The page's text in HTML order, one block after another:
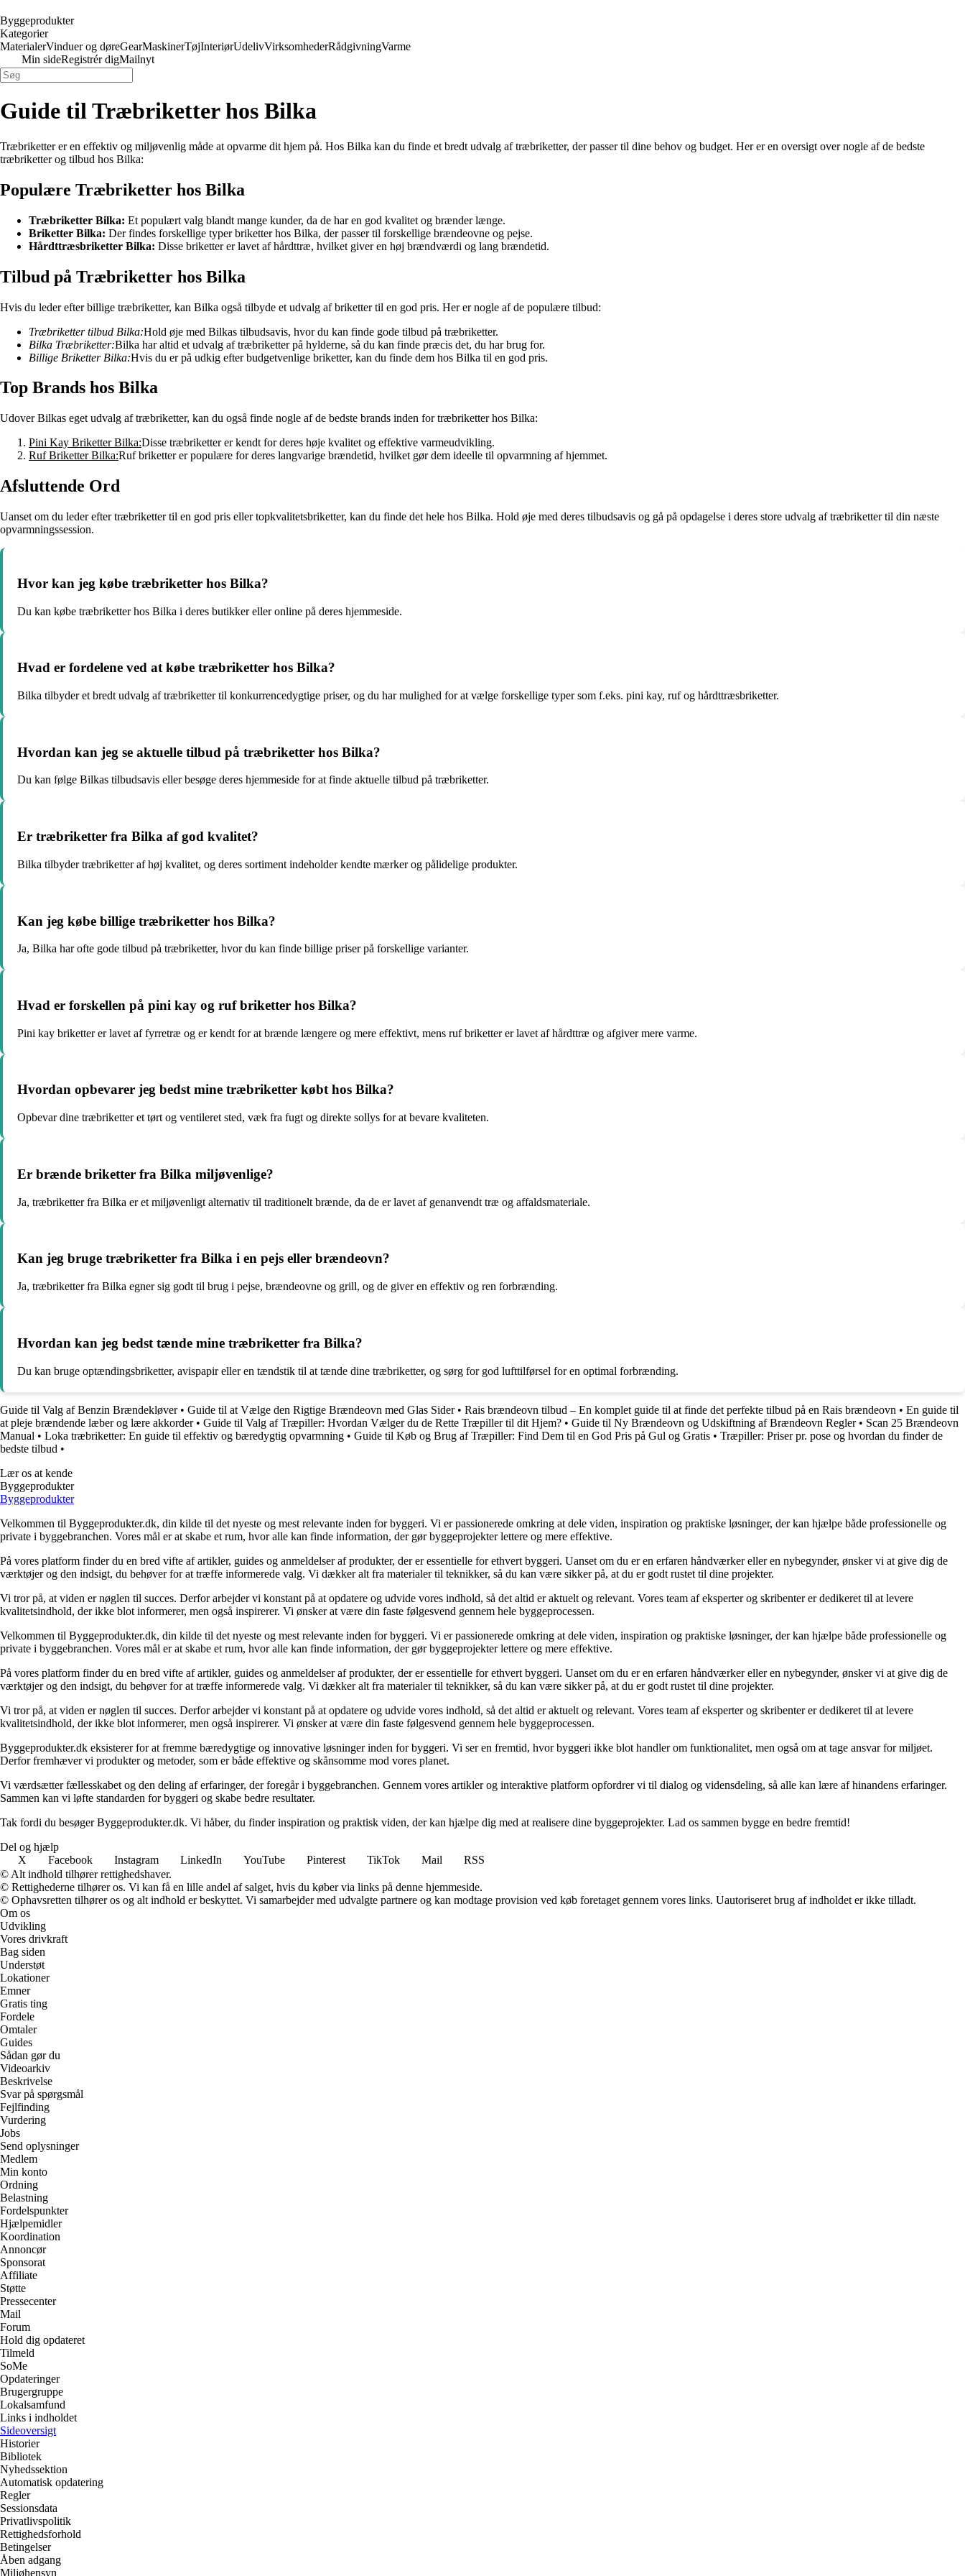
Byggeprodukter
Kategorier
MaterialerVinduer og døreGearMaskinerTøjInteriørUdelivVirksomhederRådgivningVarme
Min sideRegistrér digMailnyt
Guide til Træbriketter hos Bilka
Træbriketter er en effektiv og miljøvenlig måde at opvarme dit hjem på. Hos Bilka kan du finde et bredt udvalg af træbriketter, der passer til dine behov og budget. Her er en oversigt over nogle af de bedste
træbriketter og tilbud hos Bilka:
Populære Træbriketter hos Bilka
Træbriketter Bilka: Et populært valg blandt mange kunder, da de har en god kvalitet og brænder længe.
Briketter Bilka: Der findes forskellige typer briketter hos Bilka, der passer til forskellige brændeovne og pejse.
Hårdttræsbriketter Bilka: Disse briketter er lavet af hårdttræ, hvilket giver en høj brændværdi og lang brændetid.
Tilbud på Træbriketter hos Bilka
Hvis du leder efter billige træbriketter, kan Bilka også tilbyde et udvalg af briketter til en god pris. Her er nogle af de populære tilbud:
Træbriketter tilbud Bilka:Hold øje med Bilkas tilbudsavis, hvor du kan finde gode tilbud på træbriketter.
Bilka Træbriketter:Bilka har altid et udvalg af træbriketter på hylderne, så du kan finde præcis det, du har brug for.
Billige Briketter Bilka:Hvis du er på udkig efter budgetvenlige briketter, kan du finde dem hos Bilka til en god pris.
Top Brands hos Bilka
Udover Bilkas eget udvalg af træbriketter, kan du også finde nogle af de bedste brands inden for træbriketter hos Bilka:
Pini Kay Briketter Bilka:Disse træbriketter er kendt for deres høje kvalitet og effektive varmeudvikling.
Ruf Briketter Bilka:Ruf briketter er populære for deres langvarige brændetid, hvilket gør dem ideelle til opvarmning af hjemmet.
Afsluttende Ord
Uanset om du leder efter træbriketter til en god pris eller topkvalitetsbriketter, kan du finde det hele hos Bilka. Hold øje med deres tilbudsavis og gå på opdagelse i deres store udvalg af træbriketter til din næste
opvarmningssession.
Hvor kan jeg købe træbriketter hos Bilka?
Du kan købe træbriketter hos Bilka i deres butikker eller online på deres hjemmeside.
Hvad er fordelene ved at købe træbriketter hos Bilka?
Bilka tilbyder et bredt udvalg af træbriketter til konkurrencedygtige priser, og du har mulighed for at vælge forskellige typer som f.eks. pini kay, ruf og hårdttræsbriketter.
Hvordan kan jeg se aktuelle tilbud på træbriketter hos Bilka?
Du kan følge Bilkas tilbudsavis eller besøge deres hjemmeside for at finde aktuelle tilbud på træbriketter.
Er træbriketter fra Bilka af god kvalitet?
Bilka tilbyder træbriketter af høj kvalitet, og deres sortiment indeholder kendte mærker og pålidelige produkter.
Kan jeg købe billige træbriketter hos Bilka?
Ja, Bilka har ofte gode tilbud på træbriketter, hvor du kan finde billige priser på forskellige varianter.
Hvad er forskellen på pini kay og ruf briketter hos Bilka?
Pini kay briketter er lavet af fyrretræ og er kendt for at brænde længere og mere effektivt, mens ruf briketter er lavet af hårdttræ og afgiver mere varme.
Hvordan opbevarer jeg bedst mine træbriketter købt hos Bilka?
Opbevar dine træbriketter et tørt og ventileret sted, væk fra fugt og direkte sollys for at bevare kvaliteten.
Er brænde briketter fra Bilka miljøvenlige?
Ja, træbriketter fra Bilka er et miljøvenligt alternativ til traditionelt brænde, da de er lavet af genanvendt træ og affaldsmateriale.
Kan jeg bruge træbriketter fra Bilka i en pejs eller brændeovn?
Ja, træbriketter fra Bilka egner sig godt til brug i pejse, brændeovne og grill, og de giver en effektiv og ren forbrænding.
Hvordan kan jeg bedst tænde mine træbriketter fra Bilka?
Du kan bruge optændingsbriketter, avispapir eller en tændstik til at tænde dine træbriketter, og sørg for god lufttilførsel for en optimal forbrænding.
Guide til Valg af Benzin Brændekløver• Guide til at Vælge den Rigtige Brændeovn med Glas Sider• Rais brændeovn tilbud – En komplet guide til at finde det perfekte tilbud på en Rais brændeovn • En guide til
at pleje brændende læber og lære akkorder• Guide til Valg af Træpiller: Hvordan Vælger du de Rette Træpiller til dit Hjem? • Guide til Ny Brændeovn og Udskiftning af Brændeovn Regler• Scan 25 Brændeovn
Manual • Loka træbriketter: En guide til effektiv og bæredygtig opvarmning • Guide til Køb og Brug af Træpiller: Find Dem til en God Pris på Gul og Gratis • Træpiller: Priser pr. pose og hvordan du finder de
bedste tilbud •
Lær os at kende
Byggeprodukter
Byggeprodukter
Velkommen til Byggeprodukter.dk, din kilde til det nyeste og mest relevante inden for byggeri. Vi er passionerede omkring at dele viden, inspiration og praktiske løsninger, der kan hjælpe både professionelle og
private i byggebranchen. Vores mål er at skabe et rum, hvor alle kan finde information, der gør byggeprojekter lettere og mere effektive.
På vores platform finder du en bred vifte af artikler, guides og anmeldelser af produkter, der er essentielle for ethvert byggeri. Uanset om du er en erfaren håndværker eller en nybegynder, ønsker vi at give dig de
værktøjer og den indsigt, du behøver for at træffe informerede valg. Vi dækker alt fra materialer til teknikker, så du kan være sikker på, at du er godt rustet til dine projekter.
Vi tror på, at viden er nøglen til succes. Derfor arbejder vi konstant på at opdatere og udvide vores indhold, så det altid er aktuelt og relevant. Vores team af eksperter og skribenter er dedikeret til at levere
kvalitetsindhold, der ikke blot informerer, men også inspirerer. Vi ønsker at være din faste følgesvend gennem hele byggeprocessen.
Velkommen til Byggeprodukter.dk, din kilde til det nyeste og mest relevante inden for byggeri. Vi er passionerede omkring at dele viden, inspiration og praktiske løsninger, der kan hjælpe både professionelle og
private i byggebranchen. Vores mål er at skabe et rum, hvor alle kan finde information, der gør byggeprojekter lettere og mere effektive.
På vores platform finder du en bred vifte af artikler, guides og anmeldelser af produkter, der er essentielle for ethvert byggeri. Uanset om du er en erfaren håndværker eller en nybegynder, ønsker vi at give dig de
værktøjer og den indsigt, du behøver for at træffe informerede valg. Vi dækker alt fra materialer til teknikker, så du kan være sikker på, at du er godt rustet til dine projekter.
Vi tror på, at viden er nøglen til succes. Derfor arbejder vi konstant på at opdatere og udvide vores indhold, så det altid er aktuelt og relevant. Vores team af eksperter og skribenter er dedikeret til at levere
kvalitetsindhold, der ikke blot informerer, men også inspirerer. Vi ønsker at være din faste følgesvend gennem hele byggeprocessen.
Byggeprodukter.dk eksisterer for at fremme bæredygtige og innovative løsninger inden for byggeri. Vi ser en fremtid, hvor byggeri ikke blot handler om funktionalitet, men også om at tage ansvar for miljøet.
Derfor fremhæver vi produkter og metoder, som er både effektive og skånsomme mod vores planet.
Vi værdsætter fællesskabet og den deling af erfaringer, der foregår i byggebranchen. Gennem vores artikler og interaktive platform opfordrer vi til dialog og vidensdeling, så alle kan lære af hinandens erfaringer.
Sammen kan vi løfte standarden for byggeri og skabe bedre resultater.
Tak fordi du besøger Byggeprodukter.dk. Vi håber, du finder inspiration og praktisk viden, der kan hjælpe dig med at realisere dine byggeprojekter. Lad os sammen bygge en bedre fremtid!
Del og hjælp
X
Facebook Instagram LinkedIn YouTube Pinterest TikTok Mail
RSS
© Alt indhold tilhører rettighedshaver.
© Rettighederne tilhører os. Vi kan få en lille andel af salget, hvis du køber via links på denne hjemmeside.
© Ophavsretten tilhører os og alt indhold er beskyttet. Vi samarbejder med udvalgte partnere og kan modtage provision ved køb foretaget gennem vores links. Uautoriseret brug af indholdet er ikke tilladt.
Om os
Udvikling
Vores drivkraft
Bag siden
Understøt
Lokationer
Emner
Gratis ting
Fordele
Omtaler
Guides
Sådan gør du
Videoarkiv
Beskrivelse
Svar på spørgsmål
Fejlfinding
Vurdering
Jobs
Send oplysninger
Medlem
Min konto
Ordning
Belastning
Fordelspunkter
Hjælpemidler
Koordination
Annoncør
Sponsorat
Affiliate
Støtte
Pressecenter
Mail
Forum
Hold dig opdateret
Tilmeld
SoMe
Opdateringer
Brugergruppe
Lokalsamfund
Links i indholdet
Sideoversigt
Historier
Bibliotek
Nyhedssektion
Automatisk opdatering
Regler
Sessionsdata
Privatlivspolitik
Rettighedsforhold
Betingelser
Åben adgang
Miljøhensyn